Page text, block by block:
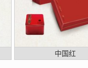
中国红